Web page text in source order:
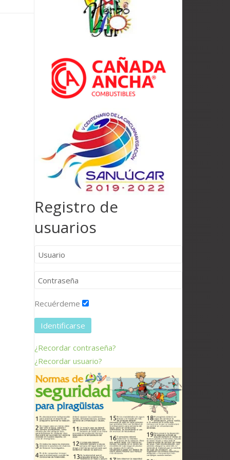
Registro de
usuarios
Recuérdeme
Identificarse
¿Recordar contraseña?
¿Recordar usuario?